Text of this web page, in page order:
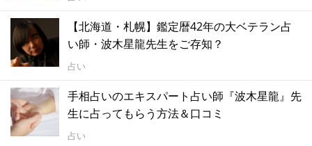
【北海道・札幌】鑑定暦42年の大ベテラン占
い師・波木星龍先生をご存知？
占い
手相占いのエキスパート占い師『波木星龍』先
生に占ってもらう方法＆口コミ
占い